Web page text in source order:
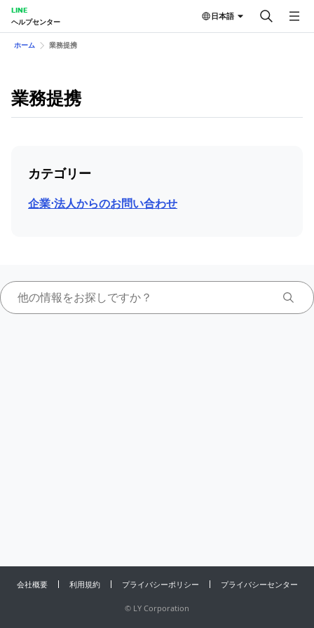
LINE
ヘルプセンター
日本語
ホーム 業務提携
業務提携
カテゴリー
企業⋅法人からのお問い合わせ
会社概要 利用規約 プライバシーポリシー プライバシーセンター
© LY Corporation